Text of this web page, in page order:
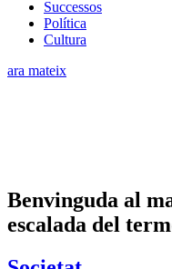
Successos
Política
Cultura
ara mateix
Benvinguda al
escalada del